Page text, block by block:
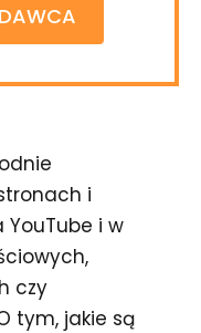
i
i w
czy
tym, jakie są